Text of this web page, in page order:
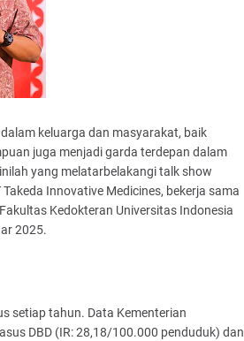
keluarga dan masyarakat, baik
juga menjadi garda terdepan dalam
yang melatarbelakangi talk show
Innovative Medicines, bekerja sama
Kedokteran Universitas Indonesia
2025.
setiap tahun. Data Kementerian
DBD (IR: 28,18/100.000 penduduk) dan